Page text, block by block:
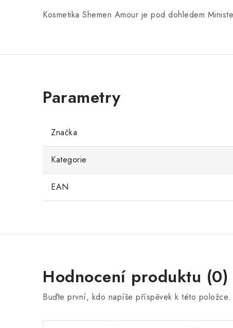
Kosmetika Shemen Amour je pod dohledem
Značka
Kategorie
EAN
Hodnocení produktu (0)
Buďte první, kdo napíše příspěvek k této položce.